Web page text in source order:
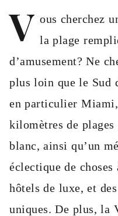
V ous cherchez
la plage
d’amusement? Ne
plus loin que le Sud
en particulier
kilomètres de plages
blanc, ainsi qu’un
éclectique de choses
hôtels de luxe, et
uniques. De plus, la